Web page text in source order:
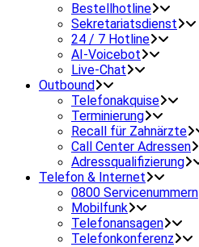
Bestellhotline
Sekretariatsdienst
24 / 7 Hotline
AI-Voicebot
Live-Chat
Outbound
Telefonakquise
Terminierung
Recall für Zahnärzte
Call Center Adressen
Adressqualifizierung
Telefon & Internet
0800 Servicenummern
Mobilfunk
Telefonansagen
Telefonkonferenz